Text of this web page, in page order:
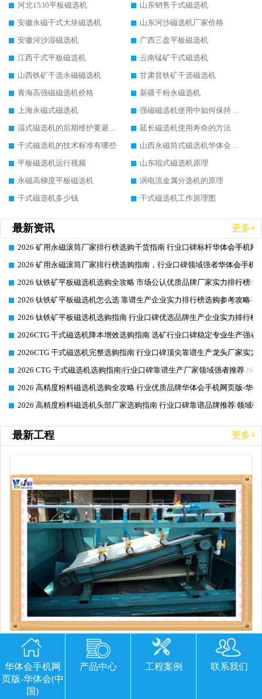
河北1530平板磁选机
山东销售干式磁选机
安徽永磁干式大块磁选机
山东河沙磁选机厂家价格
安徽河沙湿磁选机
广西三盘平板磁选机
江西干式平板磁选机
云南锰矿干式磁选机
山西铁矿干选永磁磁选机
甘肃贫铁矿干选磁选机
青海高强磁磁选机价格
新疆干粉永磁选机
上海永磁式磁选机
强磁磁选机使用中如何保持其顺畅运行
湿式磁选机的后期维护要避开哪些坑
延长磁选机使用寿命的方法
干式磁选机的技术标准有哪些
山西永磁筒式磁选机华体会手机网页版-华体会(中国)
平板磁选机运行视频
山东辊式磁选机原理
永磁高梯度平板磁选机
涡电流金属分选机的原理
干式磁选机多少钱
干式磁选机工作原理图
最新资讯 更多+
2026-06-26
2026 矿用永磁滚筒厂家排行榜选购干货指南 行业口碑标杆华体会手机网
2026-06-26
2026 矿用永磁滚筒厂家排行榜选购指南，行业口碑领域强者华体会手机
2026-06-26
2026 钛铁矿平板磁选机选购全攻略 市场公认优质品牌厂家实力排行榜
2026-06-26
2026 钛铁矿平板磁选机怎么选 靠谱生产企业实力排行榜选购参考攻略
2026-06-26
2026 钛铁矿平板磁选机选购指南 行业口碑优选品牌生产企业实力排行榜
2026-06-26
2026CTG 干式磁选机降本增效选购指南 选矿行业口碑稳定专业生产强者
2026-06-26
2026CTG 干式磁选机完整选购指南 行业口碑顶尖靠谱生产龙头厂家实力
2026-06-26
2026 CTG 干式磁选机选购指南|行业口碑靠谱生产厂家领域强者推荐
2026-06-26
2026 高精度粉料磁选机选购全攻略 行业优质品牌华体会手机网页版-华
2026-06-26
2026 高精度粉料磁选机头部厂家选购指南 行业口碑靠谱品牌推荐 领域
最新工程 更多+
平板磁选机胶带那里有
华体会手机网
页版-华体会(中
国)
产品中心 工程案例 联系我们